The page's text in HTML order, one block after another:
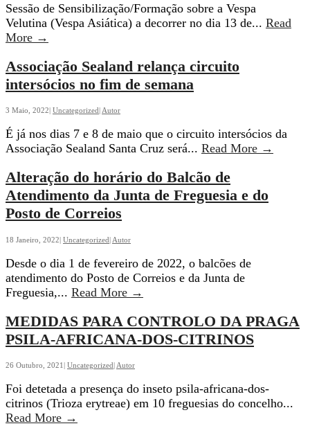
Sessão de Sensibilização/Formação sobre a Vespa
Velutina (Vespa Asiática) a decorrer no dia 13 de... Read
More →
SENSIBILIZAÇÃO
VESPA
VELUTINA
(VESPA
–
ESTRATÉGIA
COMBATE
Associação Sealand relança circuito
intersócios no fim de semana
3 Maio, 2022| Uncategorized| Autor
É já nos dias 7 e 8 de maio que o circuito intersócios da
Associação Sealand Santa Cruz será... Read More →
Alteração do horário do Balcão de
Atendimento da Junta de Freguesia e do
Posto de Correios
18 Janeiro, 2022| Uncategorized| Autor
Desde o dia 1 de fevereiro de 2022, o balcões de
atendimento do Posto de Correios e da Junta de
Freguesia,... Read More →
horário
do
Balcão
da
Junta
MEDIDAS PARA CONTROLO DA PRAGA
PSILA-AFRICANA-DOS-CITRINOS
26 Outubro, 2021| Uncategorized| Autor
Foi detetada a presença do inseto psila-africana-dos-
citrinos (Trioza erytreae) em 10 freguesias do concelho...
Read More →